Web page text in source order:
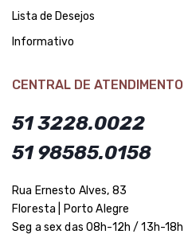
Lista de Desejos
Informativo
CENTRAL DE ATENDIMENTO
51 3228.0022
51 98585.0158
Rua Ernesto Alves, 83
Floresta | Porto Alegre
Seg a sex das 08h-12h / 13h-18h